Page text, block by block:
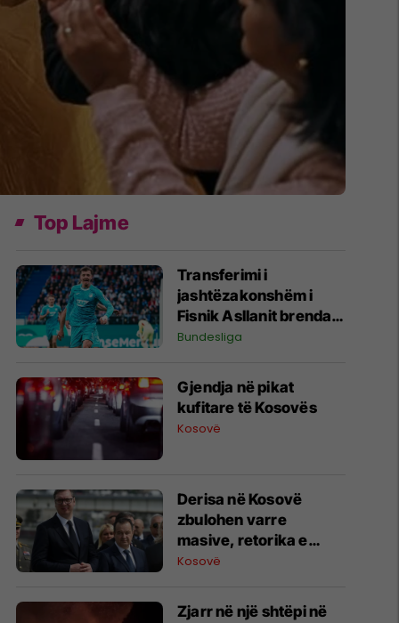
Top Lajme
Transferimi i
jashtëzakonshëm i
Fisnik Asllanit brenda
Bundesligës po bëhet
detajet e fundit
Bundesliga
Gjendja në pikat
kufitare të Kosovës
Kosovë
Derisa në Kosovë
zbulohen varre
masive, retorika e
zyrtarëve serbë
viteve ’90
Kosovë
Zjarr në një shtëpi në